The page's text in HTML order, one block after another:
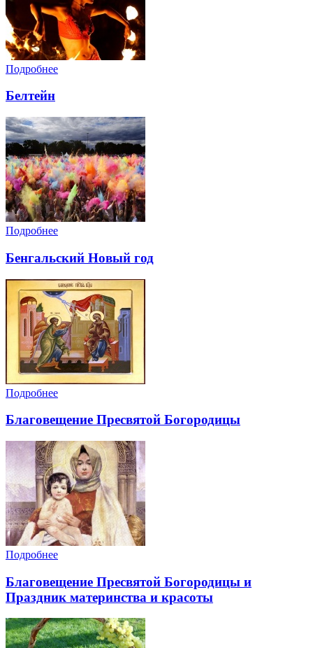
Подробнее
Белтейн
Подробнее
Бенгальский Новый год
Подробнее
Благовещение Пресвятой Богородицы
Подробнее
Благовещение Пресвятой Богородицы и
Праздник материнства и красоты